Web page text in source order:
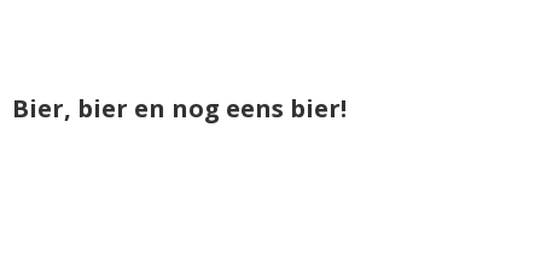
Bier, bier en nog eens bier!